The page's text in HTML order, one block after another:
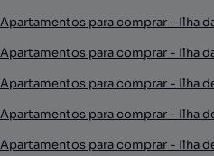
Apartamentos para comprar - Ilha
Apartamentos para comprar - Ilha
Apartamentos para comprar - Ilha
Apartamentos para comprar - Ilha
Apartamentos para comprar - Ilha